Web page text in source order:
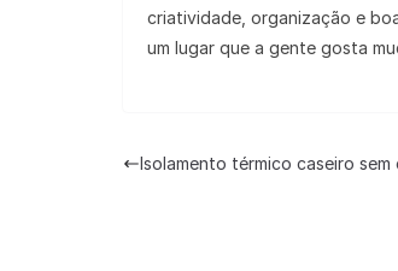
criatividade, organização e
um lugar que a gente gosta
Isolamento térmico caseiro sem